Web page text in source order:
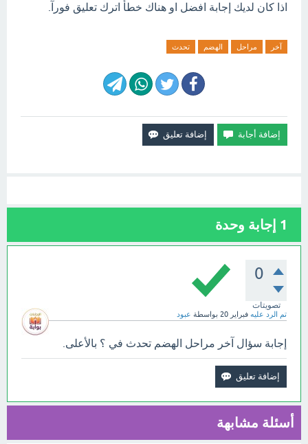
اذا كان لديك إجابة افضل او هناك خطأ اترك تعليق فورآ.
آخر مراحل الهضم تحدث
1 إجابة وحدة
0
تصويتات
تم الرد عليه فبراير 20 بواسطة عبود
إجابة سؤال آخر مراحل الهضم تحدث في ؟ بالأعلى.
أسئلة مشابهة